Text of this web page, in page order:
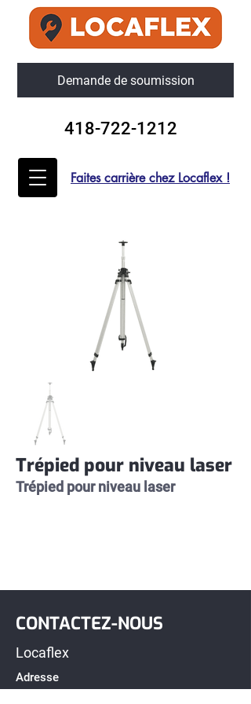
Demande de soumission
418-722-1212
Faites carrière chez Locaflex !
Trépied pour niveau laser
Trépied pour niveau laser
CONTACTEZ-NOUS
Locaflex
Adresse